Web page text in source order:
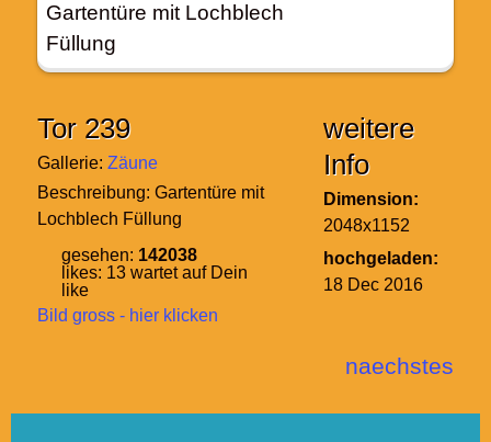
Gartentüre mit Lochblech
Füllung
Tor 239
Gallerie: Zäune
Beschreibung: Gartentüre mit
Lochblech Füllung
gesehen: 142038
likes: 13 wartet auf Dein
like
Bild gross - hier klicken
weitere
Info
Dimension:
2048x1152
hochgeladen:
18 Dec 2016
naechstes